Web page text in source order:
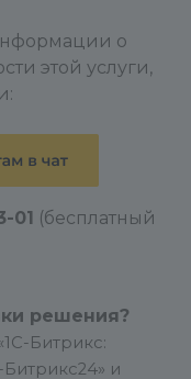
о
этой услуги,
01 (бесплатный
решения?
Битрикс:
и